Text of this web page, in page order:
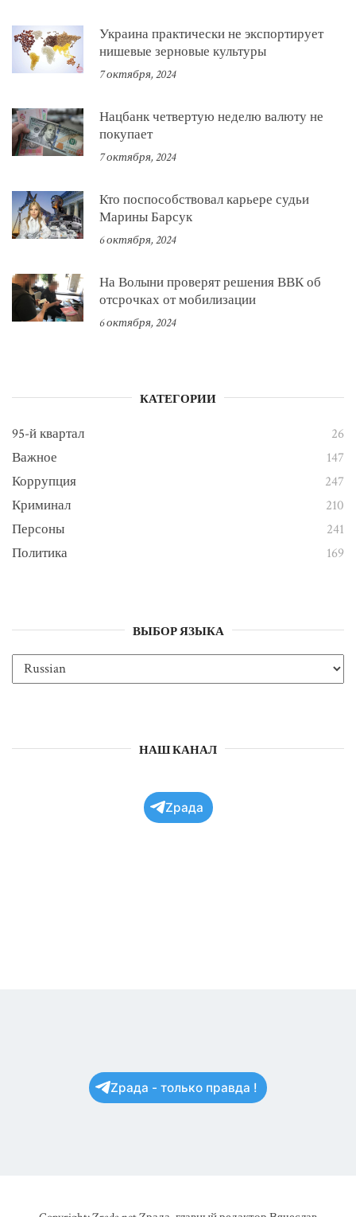
Украина практически не экспортирует
нишевые зерновые культуры
7 октября, 2024
Нацбанк четвертую неделю валюту не
покупает
7 октября, 2024
Кто поспособствовал карьере судьи
Марины Барсук
6 октября, 2024
На Волыни проверят решения ВВК об
отсрочках от мобилизации
6 октября, 2024
КАТЕГОРИИ
95-й квартал
26
Важное
147
Коррупция
247
Криминал
210
Персоны
241
Политика
169
ВЫБОР ЯЗЫКА
НАШ КАНАЛ
Zрада
Zрада - только правда !